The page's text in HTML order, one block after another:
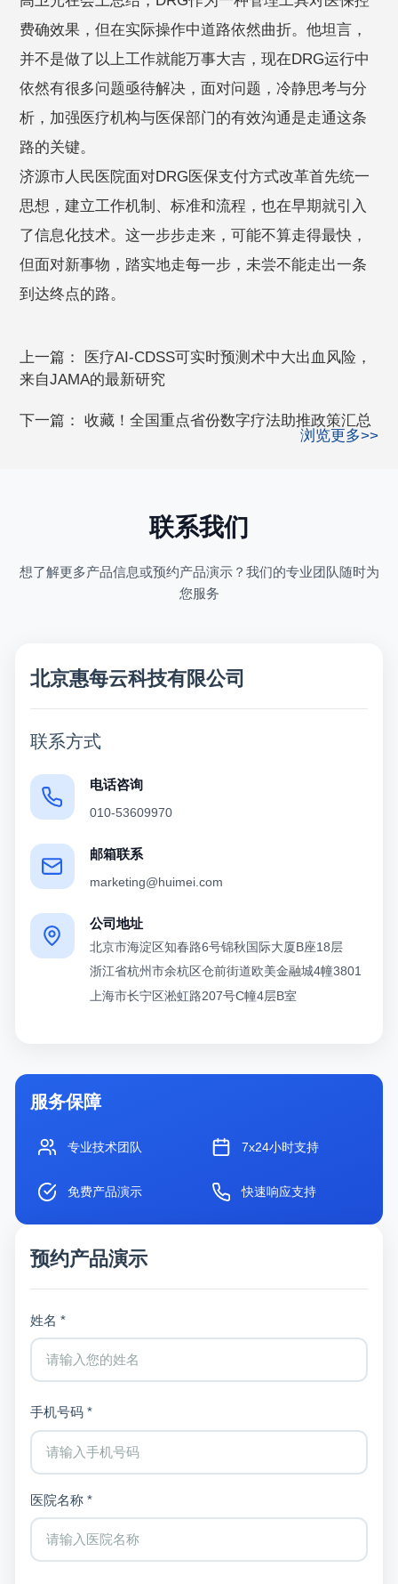
费确效果，但在实际操作中道路依然曲折。他坦言，
并不是做了以上工作就能万事大吉，现在DRG运行中
依然有很多问题亟待解决，面对问题，冷静思考与分
析，加强医疗机构与医保部门的有效沟通是走通这条
路的关键。
济源市人民医院面对DRG医保支付方式改革首先统一
思想，建立工作机制、标准和流程，也在早期就引入
了信息化技术。这一步步走来，可能不算走得最快，
但面对新事物，踏实地走每一步，未尝不能走出一条
到达终点的路。
上一篇： 医疗AI-CDSS可实时预测术中大出血风险，
来自JAMA的最新研究
下一篇：收藏！全国重点省份数字疗法助推政策汇总
浏览更多>>
联系我们
想了解更多产品信息或预约产品演示？我们的专业团队随时为
您服务
北京惠每云科技有限公司
联系方式
电话咨询
010-53609970
邮箱联系
marketing@huimei.com
公司地址
北京市海淀区知春路6号锦秋国际大厦B座18层
浙江省杭州市余杭区仓前街道欧美金融城4幢3801
上海市长宁区淞虹路207号C幢4层B室
服务保障
专业技术团队 7x24小时支持
免费产品演示 快速响应支持
预约产品演示
姓名 *
手机号码 *
医院名称 *